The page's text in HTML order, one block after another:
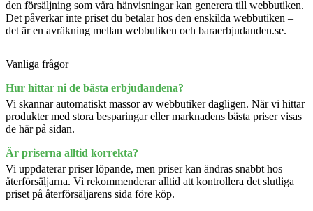
den försäljning som våra hänvisningar kan generera till webbutiken.
Det påverkar inte priset du betalar hos den enskilda webbutiken –
det är en avräkning mellan webbutiken och baraerbjudanden.se.
Vanliga frågor
Hur hittar ni de bästa erbjudandena?
Vi skannar automatiskt massor av webbutiker dagligen. När vi hittar
produkter med stora besparingar eller marknadens bästa priser visas
de här på sidan.
Är priserna alltid korrekta?
Vi uppdaterar priser löpande, men priser kan ändras snabbt hos
återförsäljarna. Vi rekommenderar alltid att kontrollera det slutliga
priset på återförsäljarens sida före köp.